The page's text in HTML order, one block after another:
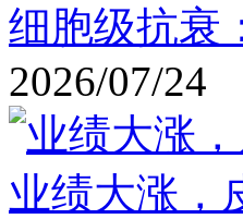
细胞级抗衰
2026/07/24
业绩大涨，